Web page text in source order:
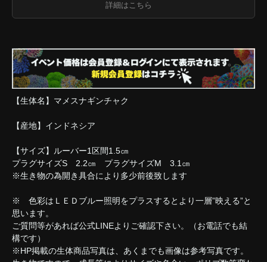
詳細はこちら
【生体名】マメスナギンチャク
【産地】インドネシア
【サイズ】ルーバー1区間1.5㎝
プラグサイズS 2.2㎝ プラグサイズM 3.1㎝
※生き物の為開き具合により多少前後致します
※ 色彩はＬＥＤブルー照明をプラスするとより一層”映える”と
思います。
ご質問等があれば公式LINEよりご確認下さい。（お電話でも結
構です）
※HP掲載の生体商品写真は、あくまでも画像は参考写真です。